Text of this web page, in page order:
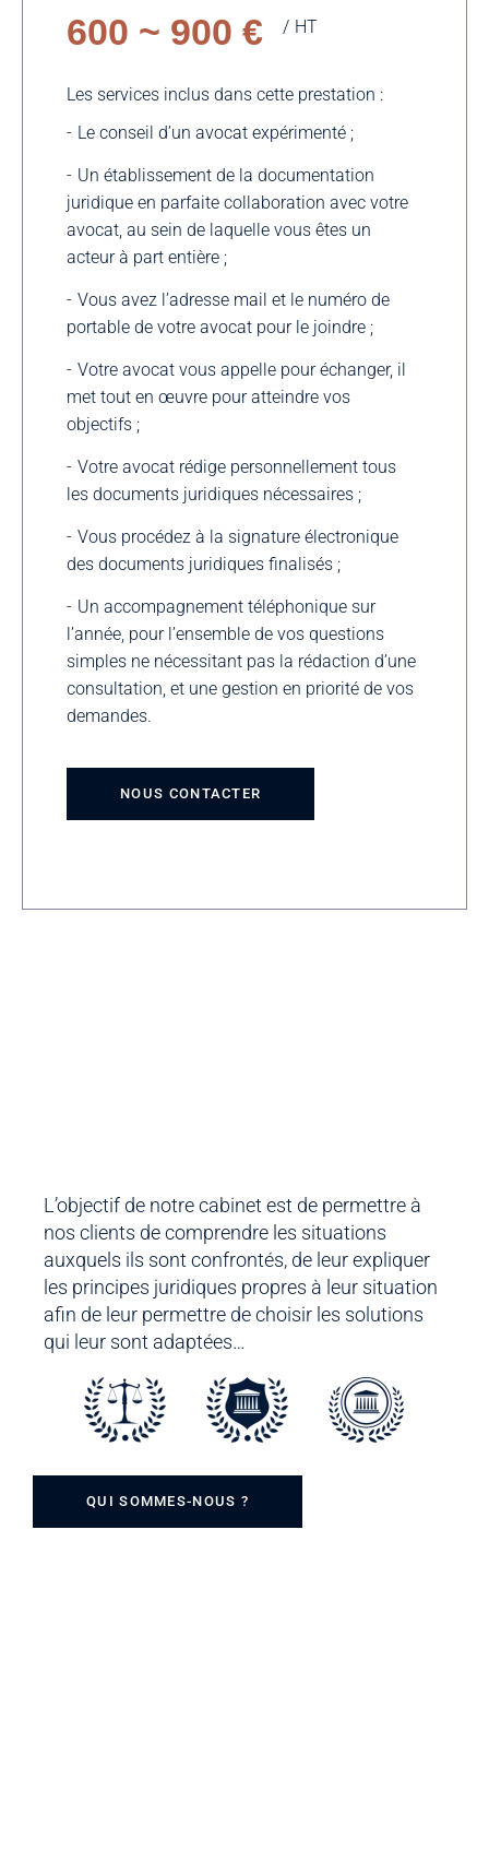
600 ~ 900 € HT
Les services inclus dans cette prestation :
Le conseil d’un avocat expérimenté ;
Un établissement de la documentation
juridique en parfaite collaboration avec votre
avocat, au sein de laquelle vous êtes un
acteur à part entière ;
Vous avez l’adresse mail et le numéro de
portable de votre avocat pour le joindre ;
Votre avocat vous appelle pour échanger, il
met tout en œuvre pour atteindre vos
objectifs ;
Votre avocat rédige personnellement tous
les documents juridiques nécessaires ;
Vous procédez à la signature électronique
des documents juridiques finalisés ;
Un accompagnement téléphonique sur
l’année, pour l’ensemble de vos questions
simples ne nécessitant pas la rédaction d’une
consultation, et une gestion en priorité de vos
demandes.
NOUS CONTACTER
L’objectif de notre cabinet est de permettre à
nos clients de comprendre les situations
auxquels ils sont confrontés, de leur expliquer
les principes juridiques propres à leur situation
afin de leur permettre de choisir les solutions
qui leur sont adaptées…
QUI SOMMES-NOUS ?